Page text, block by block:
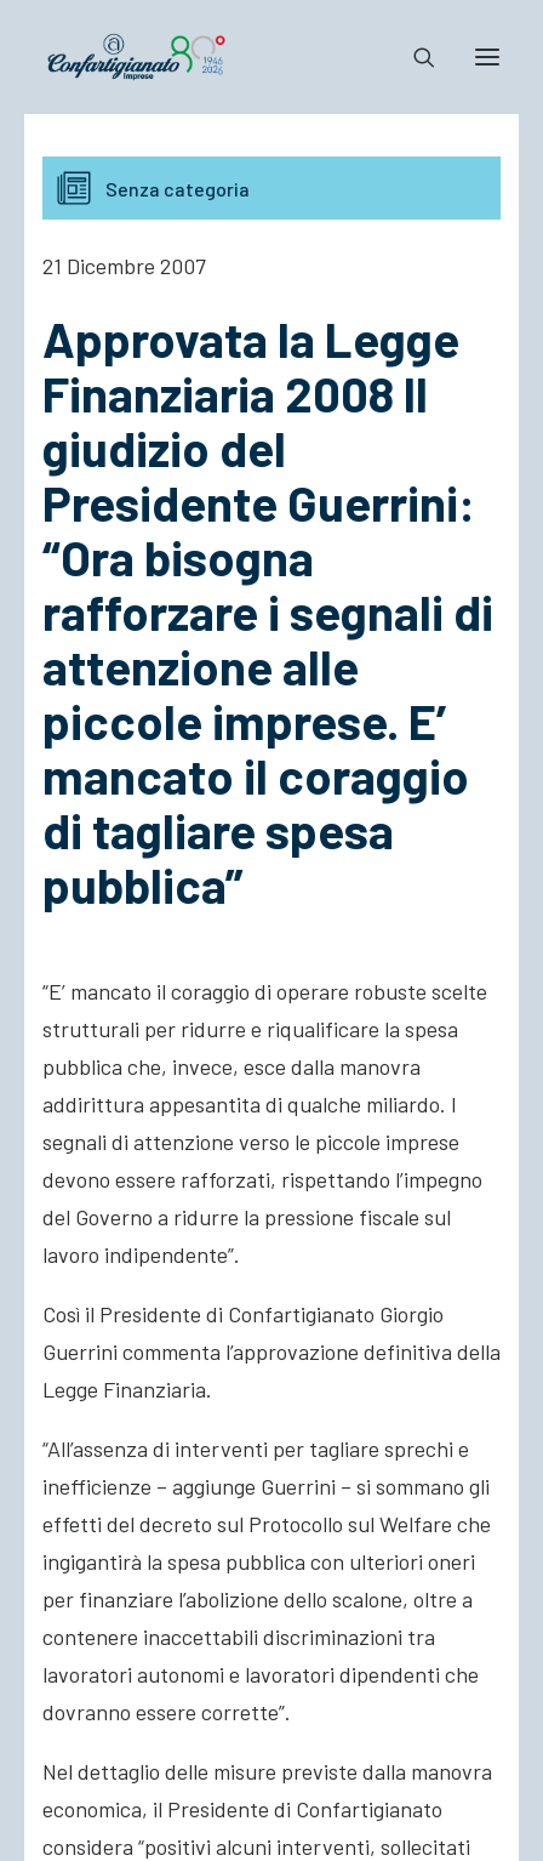
Notizie e Documenti
Confartigianato
Cosa Facciamo
Associarsi
ACCEDI
Senza categoria
21 Dicembre 2007
Approvata la Legge
Finanziaria 2008 Il
giudizio del
Presidente Guerrini:
“Ora bisogna
rafforzare i segnali di
attenzione alle
piccole imprese. E’
mancato il coraggio
di tagliare spesa
pubblica”
“E’ mancato il coraggio di operare robuste scelte
strutturali per ridurre e riqualificare la spesa
pubblica che, invece, esce dalla manovra
addirittura appesantita di qualche miliardo. I
segnali di attenzione verso le piccole imprese
devono essere rafforzati, rispettando l’impegno
del Governo a ridurre la pressione fiscale sul
lavoro indipendente”.
Così il Presidente di Confartigianato Giorgio
Guerrini commenta l’approvazione definitiva della
Legge Finanziaria.
“All’assenza di interventi per tagliare sprechi e
inefficienze – aggiunge Guerrini – si sommano gli
effetti del decreto sul Protocollo sul Welfare che
ingigantirà la spesa pubblica con ulteriori oneri
per finanziare l’abolizione dello scalone, oltre a
contenere inaccettabili discriminazioni tra
lavoratori autonomi e lavoratori dipendenti che
dovranno essere corrette”.
Nel dettaglio delle misure previste dalla manovra
economica, il Presidente di Confartigianato
considera “positivi alcuni interventi, sollecitati